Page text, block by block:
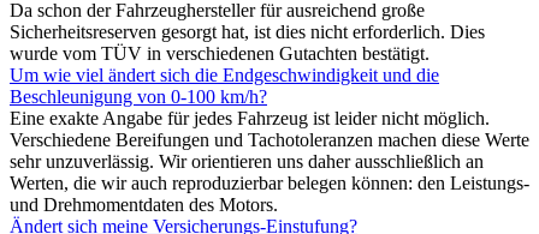
Da schon der Fahrzeughersteller für ausreichend große
Sicherheitsreserven gesorgt hat, ist dies nicht erforderlich. Dies
wurde vom TÜV in verschiedenen Gutachten bestätigt.
Um wie viel ändert sich die Endgeschwindigkeit und die
Beschleunigung von 0-100 km/h?
Eine exakte Angabe für jedes Fahrzeug ist leider nicht möglich.
Verschiedene Bereifungen und Tachotoleranzen machen diese Werte
sehr unzuverlässig. Wir orientieren uns daher ausschließlich an
Werten, die wir auch reproduzierbar belegen können: den Leistungs-
und Drehmomentdaten des Motors.
Ändert sich meine Versicherungs-Einstufung?